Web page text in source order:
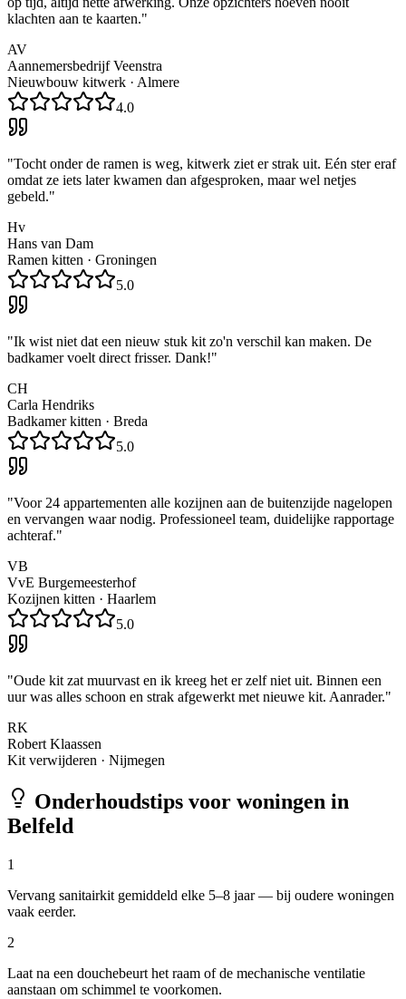
klachten aan te kaarten."
AV
Aannemersbedrijf Veenstra
Nieuwbouw kitwerk · Almere
4.0
"Tocht onder de ramen is weg, kitwerk ziet er strak uit. Eén ster eraf
omdat ze iets later kwamen dan afgesproken, maar wel netjes
gebeld."
Hv
Hans van Dam
Ramen kitten · Groningen
5.0
"Ik wist niet dat een nieuw stuk kit zo'n verschil kan maken. De
badkamer voelt direct frisser. Dank!"
CH
Carla Hendriks
Badkamer kitten · Breda
5.0
"Voor 24 appartementen alle kozijnen aan de buitenzijde nagelopen
en vervangen waar nodig. Professioneel team, duidelijke rapportage
achteraf."
VB
VvE Burgemeesterhof
Kozijnen kitten · Haarlem
5.0
"Oude kit zat muurvast en ik kreeg het er zelf niet uit. Binnen een
uur was alles schoon en strak afgewerkt met nieuwe kit. Aanrader."
RK
Robert Klaassen
Kit verwijderen · Nijmegen
Onderhoudstips voor woningen in
Belfeld
1
Vervang sanitairkit gemiddeld elke 5–8 jaar — bij oudere woningen
vaak eerder.
2
Laat na een douchebeurt het raam of de mechanische ventilatie
aanstaan om schimmel te voorkomen.